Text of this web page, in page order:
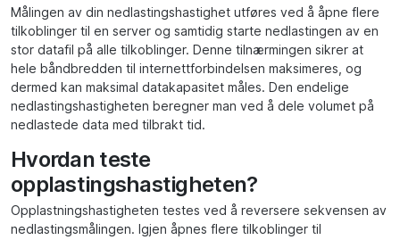
Målingen av din nedlastingshastighet utføres ved å åpne flere
tilkoblinger til en server og samtidig starte nedlastingen av en
stor datafil på alle tilkoblinger. Denne tilnærmingen sikrer at
hele båndbredden til internettforbindelsen maksimeres, og
dermed kan maksimal datakapasitet måles. Den endelige
nedlastingshastigheten beregner man ved å dele volumet på
nedlastede data med tilbrakt tid.
Hvordan teste
opplastingshastigheten?
Opplastningshastigheten testes ved å reversere sekvensen av
nedlastingsmålingen. Igjen åpnes flere tilkoblinger til